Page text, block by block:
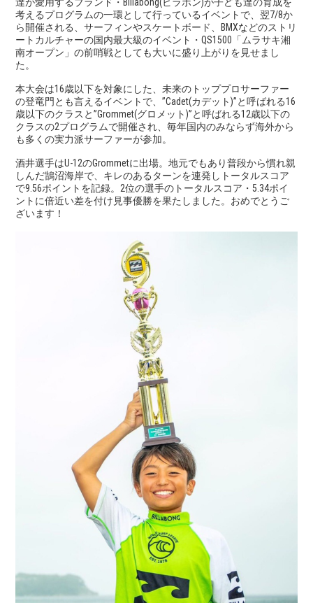
達が愛用するブランド・Billabong(ビラボン)が子ども達の育成を
考えるプログラムの一環として行っているイベントで、翌7/8か
ら開催される、サーフィンやスケートボード、BMXなどのストリ
ートカルチャーの国内最大級のイベント・QS1500「ムラサキ湘
南オープン」の前哨戦としても大いに盛り上がりを見せまし
た。
本大会は16歳以下を対象にした、未来のトッププロサーファー
の登竜門とも言えるイベントで、”Cadet(カデット)”と呼ばれる16
歳以下のクラスと”Grommet(グロメット)”と呼ばれる12歳以下の
クラスの2プログラムで開催され、毎年国内のみならず海外から
も多くの実力派サーファーが参加。
酒井選手はU-12のGrommetに出場。地元でもあり普段から慣れ親
しんだ鵠沼海岸で、キレのあるターンを連発しトータルスコア
で9.56ポイントを記録。2位の選手のトータルスコア・5.34ポイ
ントに倍近い差を付け見事優勝を果たしました。おめでとうご
ざいます！